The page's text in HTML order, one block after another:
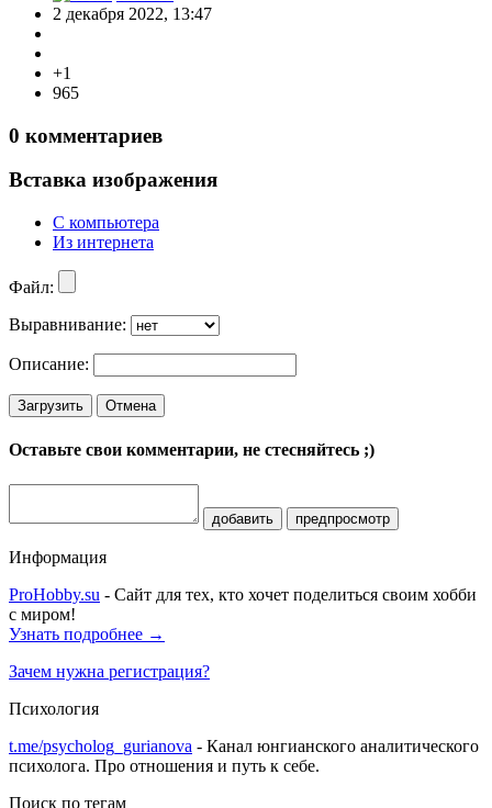
2 декабря 2022, 13:47
+1
965
0 комментариев
Вставка изображения
С компьютера
Из интернета
Файл:
Выравнивание:
Описание:
Загрузить Отмена
Оставьте свои комментарии, не стесняйтесь ;)
добавить предпросмотр
Информация
ProHobby.su - Сайт для тех, кто хочет поделиться своим хобби
с миром!
Узнать подробнее →
Зачем нужна регистрация?
Психология
t.me/psycholog_gurianova - Канал юнгианского аналитического
психолога. Про отношения и путь к себе.
Поиск по тегам